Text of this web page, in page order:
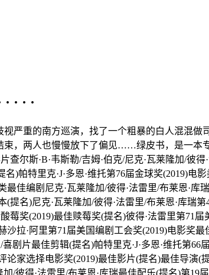
· · ·
严重的南方巡演，找了一个粗暴的白人混混
束，两人也慢慢放下了偏见……绿皮书，是一本
查尔斯·B·韦斯勒/吉姆·伯克/尼克·瓦莱隆加/彼
名)帕特里克·J·多恩·维托第76届金球奖(2019)
最佳编剧尼克·瓦莱隆加/彼得·法雷里/布莱恩·
(提名)尼克·瓦莱隆加/彼得·法雷里/布莱恩·库瑞
莓奖(2019)最佳赎莓奖(提名)彼得·法雷里第71
沙拉·阿里第71届美国编剧工会奖(2019)电影奖
剧片最佳剪辑(提名)帕特里克·J·多恩·维托第
论家选择电影奖(2019)最佳影片(提名)最佳导演
/彼得·法雷里/布莱恩·库瑞最佳配乐(提名)第